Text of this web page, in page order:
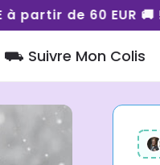
à partir de 60 EUR 🚚
⛟ Suivre Mon Colis